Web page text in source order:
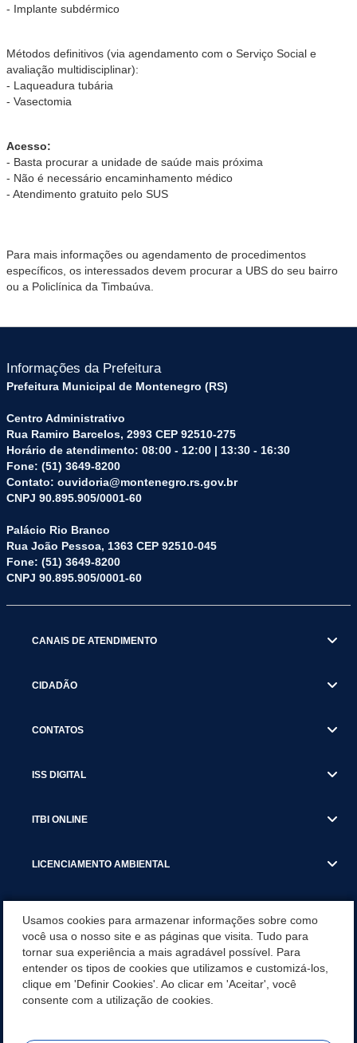
- Implante subdérmico
Métodos definitivos (via agendamento com o Serviço Social e
avaliação multidisciplinar):
- Laqueadura tubária
- Vasectomia
Acesso:
- Basta procurar a unidade de saúde mais próxima
- Não é necessário encaminhamento médico
- Atendimento gratuito pelo SUS
Para mais informações ou agendamento de procedimentos
específicos, os interessados devem procurar a UBS do seu bairro
ou a Policlínica da Timbaúva.
Informações da Prefeitura
Prefeitura Municipal de Montenegro (RS)
Centro Administrativo
Rua Ramiro Barcelos, 2993 CEP 92510-275
Horário de atendimento: 08:00 - 12:00 | 13:30 - 16:30
Fone: (51) 3649-8200
Contato: ouvidoria@montenegro.rs.gov.br
CNPJ 90.895.905/0001-60
Palácio Rio Branco
Rua João Pessoa, 1363 CEP 92510-045
Fone: (51) 3649-8200
CNPJ 90.895.905/0001-60
CANAIS DE ATENDIMENTO
CIDADÃO
CONTATOS
ISS DIGITAL
ITBI ONLINE
LICENCIAMENTO AMBIENTAL
SERVIÇOS
SERVIÇOS DO DEPARTAMENTO DE RECEITA MUNICIPAL
Usamos cookies para armazenar informações sobre como
você usa o nosso site e as páginas que visita. Tudo para
tornar sua experiência a mais agradável possível. Para
entender os tipos de cookies que utilizamos e customizá-los,
clique em 'Definir Cookies'. Ao clicar em 'Aceitar', você
consente com a utilização de cookies.